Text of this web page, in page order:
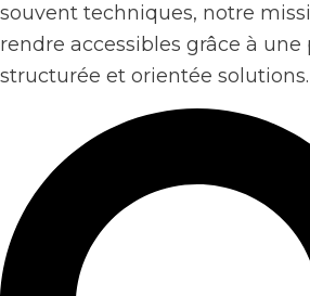
souvent techniques, notre
rendre accessibles grâce à
structurée et orientée solutions.